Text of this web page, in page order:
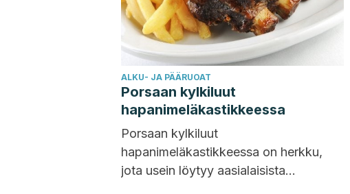
ALKU- JA PÄÄRUOAT
Porsaan kylkiluut
hapanimeläkastikkeessa
Porsaan kylkiluut
hapanimeläkastikkeessa on herkku,
jota usein löytyy aasialaisista